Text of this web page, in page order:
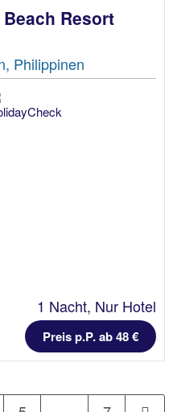
Resort
Philippinen
1 Nacht, Nur Hotel
Preis p.P. ab 48 €